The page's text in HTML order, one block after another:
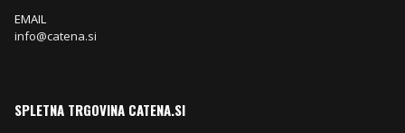
EMAIL
info@catena.si
SPLETNA TRGOVINA CATENA.SI